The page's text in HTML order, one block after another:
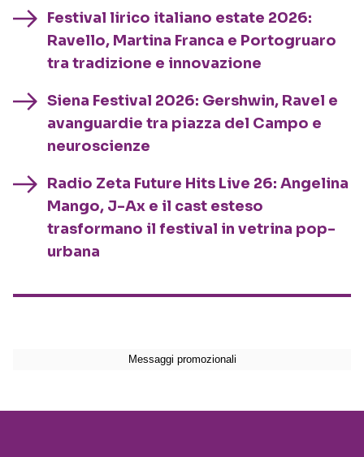
Festival lirico italiano estate 2026:
Ravello, Martina Franca e Portogruaro
tra tradizione e innovazione
Siena Festival 2026: Gershwin, Ravel e
avanguardie tra piazza del Campo e
neuroscienze
Radio Zeta Future Hits Live 26: Angelina
Mango, J-Ax e il cast esteso
trasformano il festival in vetrina pop-
urbana